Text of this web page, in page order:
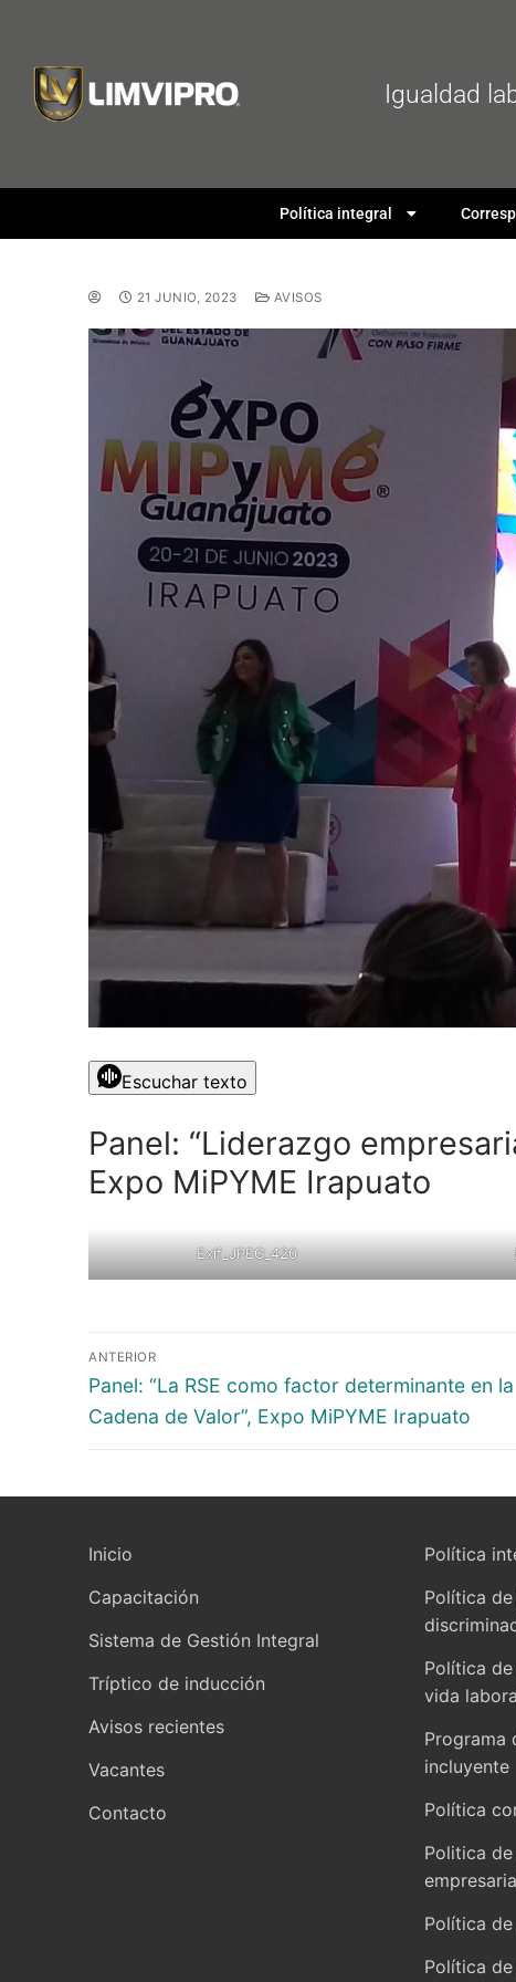
Igualdad
Política integral
21 JUNIO, 2023 AVISOS
Escuchar texto
Panel: “Liderazgo
Expo MiPYME Irapuato
Exif_JPEG_420
ANTERIOR
Panel: “La RSE como factor determinante en la
Cadena de Valor”, Expo MiPYME Irapuato
Inicio
Capacitación
Sistema de Gestión Integral
Tríptico de inducción
Avisos recientes
Vacantes
Contacto
Política
Política
Política
vida
Programa
incluyente
Política
Politica
Política
Política